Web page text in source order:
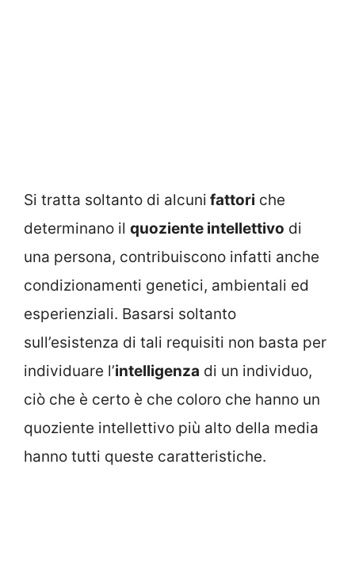
Si tratta soltanto di alcuni fattori che
determinano il quoziente intellettivo di
una persona, contribuiscono infatti anche
condizionamenti genetici, ambientali ed
esperienziali. Basarsi soltanto
sull’esistenza di tali requisiti non basta per
individuare l’intelligenza di un individuo,
ciò che è certo è che coloro che hanno un
quoziente intellettivo più alto della media
hanno tutti queste caratteristiche.